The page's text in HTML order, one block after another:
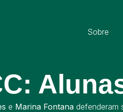
Sobre
e Marina Fontana defenderam